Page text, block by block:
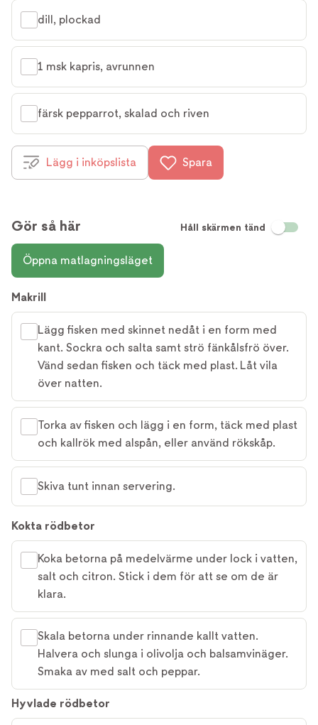
dill, plockad
1 msk kapris, avrunnen
färsk pepparrot, skalad och riven
Lägg i inköpslista Spara
Gör så här Håll skärmen tänd
Öppna matlagningsläget
Makrill
Lägg fisken med skinnet nedåt i en form med
kant. Sockra och salta samt strö fänkålsfrö över.
Vänd sedan fisken och täck med plast. Låt vila
över natten.
Torka av fisken och lägg i en form, täck med plast
och kallrök med alspån, eller använd rökskåp.
Skiva tunt innan servering.
Kokta rödbetor
Koka betorna på medelvärme under lock i vatten,
salt och citron. Stick i dem för att se om de är
klara.
Skala betorna under rinnande kallt vatten.
Halvera och slunga i olivolja och balsamvinäger.
Smaka av med salt och peppar.
Hyvlade rödbetor